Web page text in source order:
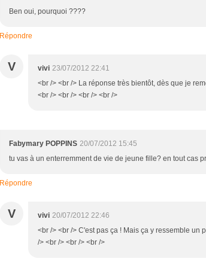
Ben oui, pourquoi ????
Répondre
V vivi 23/07/2012 22:41
<br /> <br /> La réponse très bientôt, dès que je
<br /> <br /> <br /> <br />
Fabymary POPPINS 20/07/2012 15:45
tu vas à un enterremment de vie de jeune fille? en tout cas
Répondre
V vivi 20/07/2012 22:46
<br /> <br /> C'est pas ça ! Mais ça y ressemble un
/> <br /> <br /> <br />